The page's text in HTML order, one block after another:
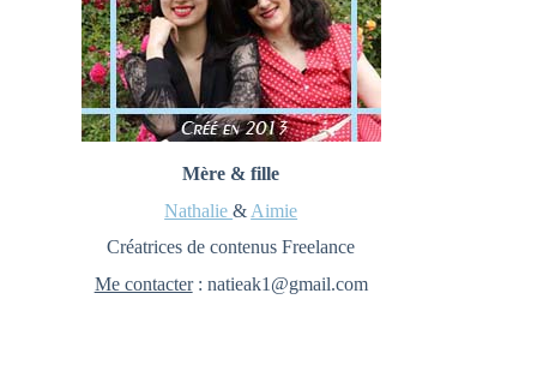
Mère & fille
Nathalie& Aimie
Créatrices de contenus Freelance
Me contacter: natieak1@gmail.com